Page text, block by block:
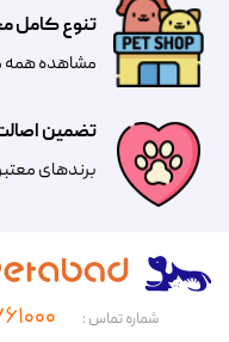
تضمین
​​برندهای
تنوع کامل
مشاهده
شماره تماس : ۰۲۱-